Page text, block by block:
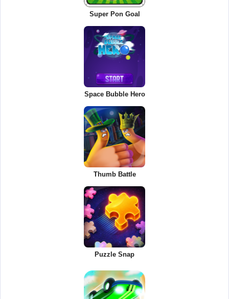
Super Pon Goal
Space Bubble Hero
Thumb Battle
Puzzle Snap